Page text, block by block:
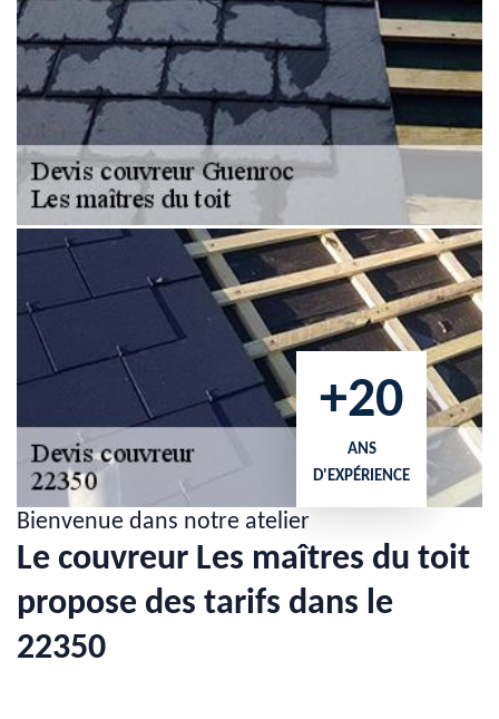
+20
ANS
D'EXPÉRIENCE
Bienvenue dans notre atelier
Le couvreur Les maîtres du toit
propose des tarifs dans le
22350